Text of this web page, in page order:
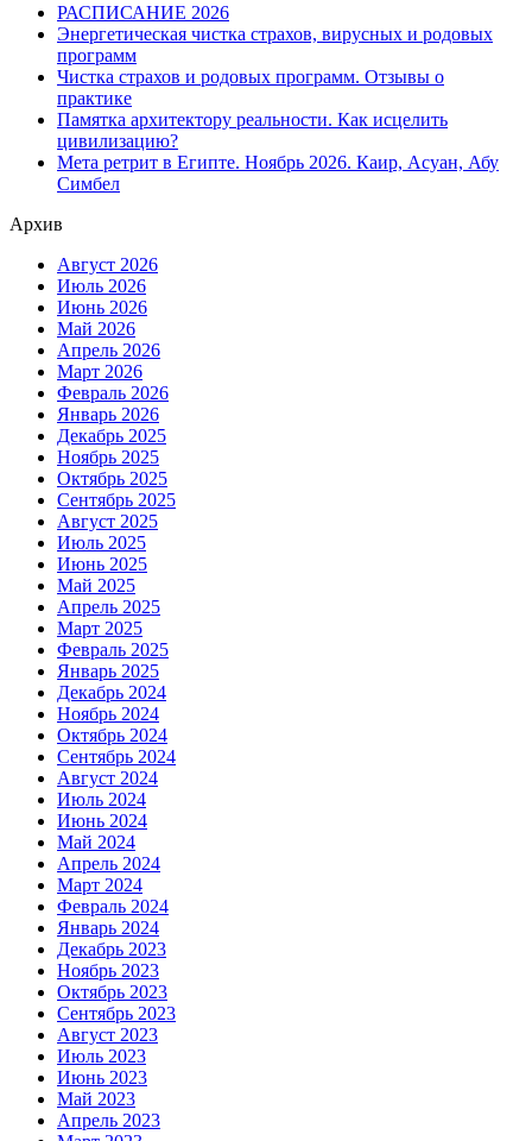
РАСПИСАНИЕ 2026
Энергетическая чистка страхов, вирусных и родовых
программ
Чистка страхов и родовых программ. Отзывы о
практике
Памятка архитектору реальности. Как исцелить
цивилизацию?
Мета ретрит в Египте. Ноябрь 2026. Каир, Асуан, Абу
Симбел
Архив
Август 2026
Июль 2026
Июнь 2026
Май 2026
Апрель 2026
Март 2026
Февраль 2026
Январь 2026
Декабрь 2025
Ноябрь 2025
Октябрь 2025
Сентябрь 2025
Август 2025
Июль 2025
Июнь 2025
Май 2025
Апрель 2025
Март 2025
Февраль 2025
Январь 2025
Декабрь 2024
Ноябрь 2024
Октябрь 2024
Сентябрь 2024
Август 2024
Июль 2024
Июнь 2024
Май 2024
Апрель 2024
Март 2024
Февраль 2024
Январь 2024
Декабрь 2023
Ноябрь 2023
Октябрь 2023
Сентябрь 2023
Август 2023
Июль 2023
Июнь 2023
Май 2023
Апрель 2023